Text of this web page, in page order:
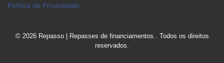
Política de Privacidade
© 2026 Repasso | Repasses de financiamentos.. Todos os direitos
reservados.